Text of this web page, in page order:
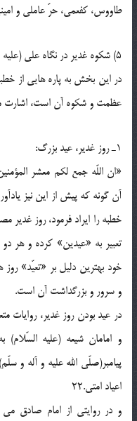
طاووس، كفعمى، حرّ عاملى و
5) شكوه غدير در نگاه على (علیه السّلام)
در اين بخش به پاره هايى از
عظمت و شكوه آن است، اشارت
1ـ روز غدير، عيد بزرگ:
«ان اللّه جمع لكم معشر
آن گونه كه پيش از اين نيز
خطبه را ايراد فرمود، روز غدير
تعبير به «عيدين» كرده و هر
خود بهترين دليل بر «تعيّد»
و سرور و بزرگداشت آن است.
در عيد بودن روز غدير، روايات
و امامان شيعه (علیه السّلام)
پيامبر(صلّی الله علیه و آله و
اعياد امتى.22
و در روايتى از امام صادق